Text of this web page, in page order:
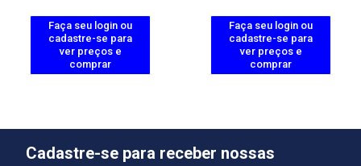
Faça seu login ou
cadastre-se para
ver preços e
comprar
Faça seu login ou
cadastre-se para
ver preços e
comprar
Cadastre-se para receber nossas